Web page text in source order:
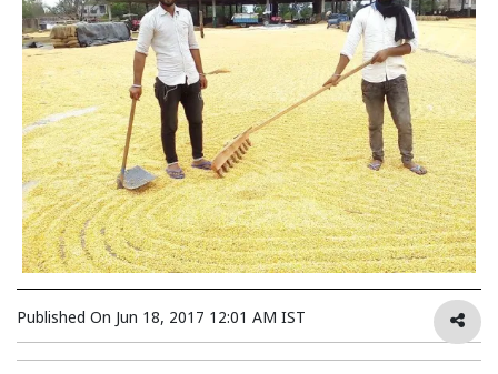
Published On Jun 18, 2017 12:01 AM IST